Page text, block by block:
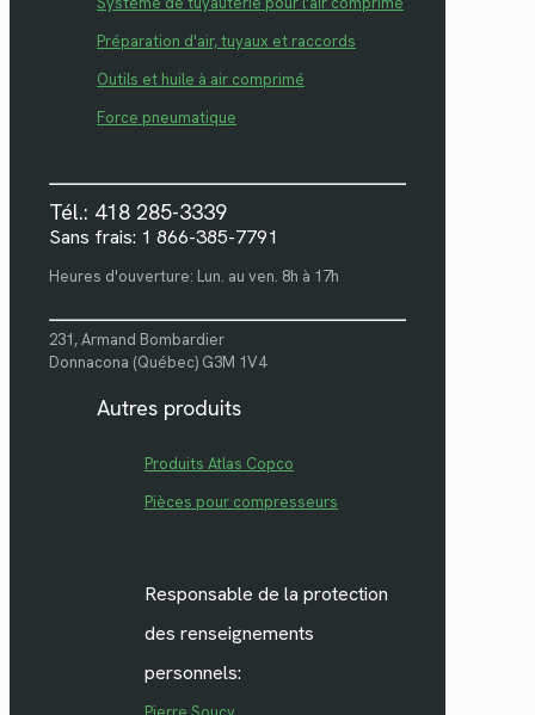
Préparation d'air, tuyaux et raccords
Outils et huile à air comprimé
Force pneumatique
Tél.: 418 285-3339
Sans frais: 1 866-385-7791
Heures d'ouverture: Lun. au ven. 8h à 17h
231, Armand Bombardier
Donnacona (Québec) G3M 1V4
Autres produits
Produits Atlas Copco
Pièces pour compresseurs
Responsable de la protection
des renseignements
personnels: